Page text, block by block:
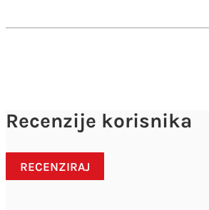
Recenzije korisnika
RECENZIRAJ